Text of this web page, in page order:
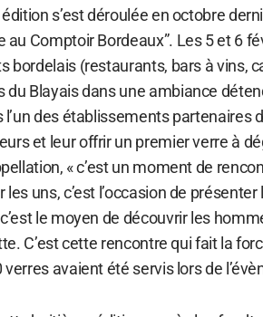
s’est déroulée en octobre
au Comptoir Bordeaux”. Les 5 et 6
bordelais (restaurants, bars à vins,
du Blayais dans une ambiance
l’un des établissements partenaires
et leur offrir un premier verre à
« c’est un moment de
les uns, c’est l’occasion de
le moyen de découvrir les
C’est cette rencontre qui fait la
verres avaient été servis lors de